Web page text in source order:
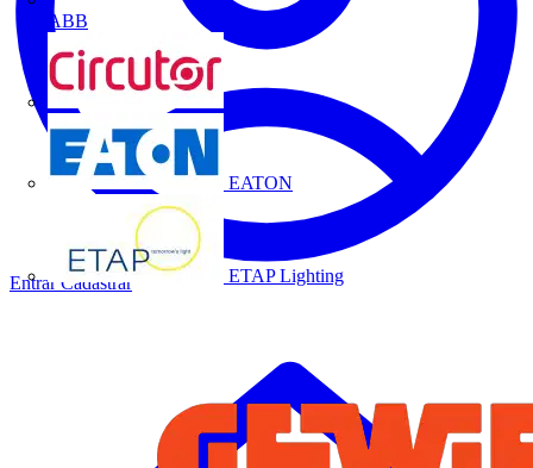
ABB
CIRCUTOR
EATON
ETAP Lighting
Entrar Cadastrar